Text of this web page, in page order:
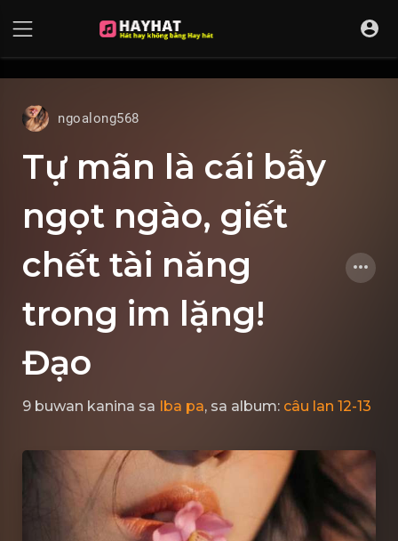
ngoalong568
Tự mãn là cái bẫy
ngọt ngào, giết
chết tài năng
trong im lặng!
Đạo
9 buwan kanina sa Iba pa, sa album: câu lan 12-13